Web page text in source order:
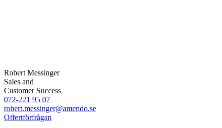
Robert Messinger
Sales and
Customer Success
072-221 95 07
robert.messinger@amendo.se
Offertförfrågan